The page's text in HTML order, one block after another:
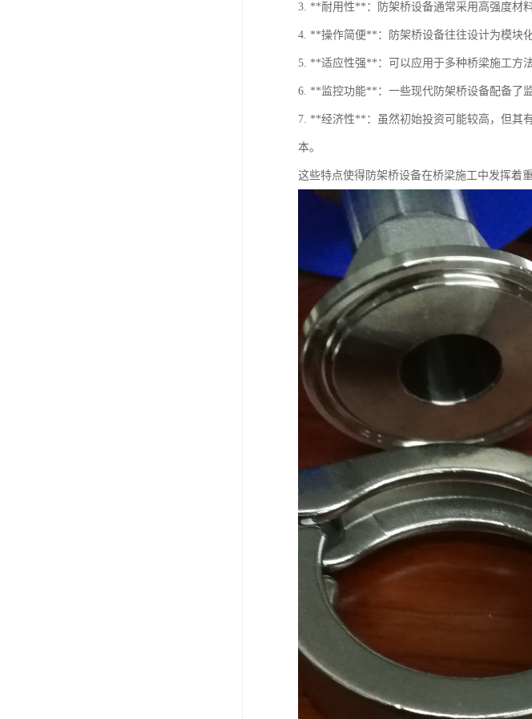
3. **耐用性**：防架桥设备通常采用高强度材
4. **操作简便**：防架桥设备往往设计为模块
5. **适应性强**：可以应用于多种桥梁施工方
6. **监控功能**：一些现代防架桥设备配备了
7. **经济性**：虽然初始投资可能较高，但其
本。
这些特点使得防架桥设备在桥梁施工中发挥着